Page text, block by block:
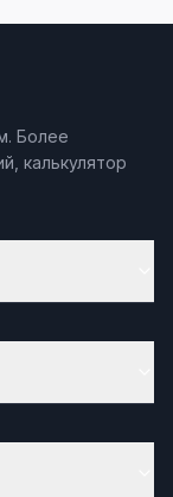
Более
калькулятор